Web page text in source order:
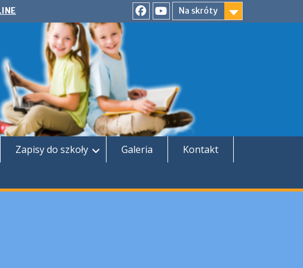
Na skróty
FacebookYouTube
Zapisy do szkoły Galeria
Kontakt